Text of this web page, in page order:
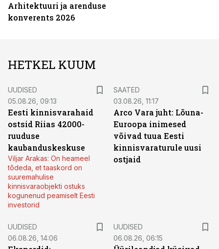
Arhitektuuri ja arenduse
konverents 2026
HETKEL KUUM
UUDISED
05.08.26, 09:13
Eesti kinnisvarahaid
ostsid Riias 42000-
ruuduse
kaubanduskeskuse
Viljar Arakas: On heameel
tõdeda, et taaskord on
suuremahulise
kinnisvaraobjekti ostuks
kogunenud peamiselt Eesti
investorid
SAATED
03.08.26, 11:17
Arco Vara juht: Lõuna-
Euroopa inimesed
võivad tuua Eesti
kinnisvaraturule uusi
ostjaid
UUDISED
06.08.26, 14:06
UUDISED
06.08.26, 06:15